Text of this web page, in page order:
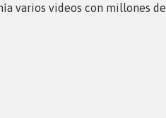
varios videos con millones de